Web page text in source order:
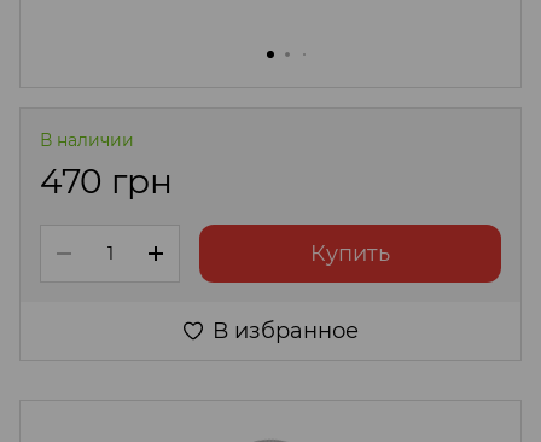
В наличии
470 грн
Купить
В избранное